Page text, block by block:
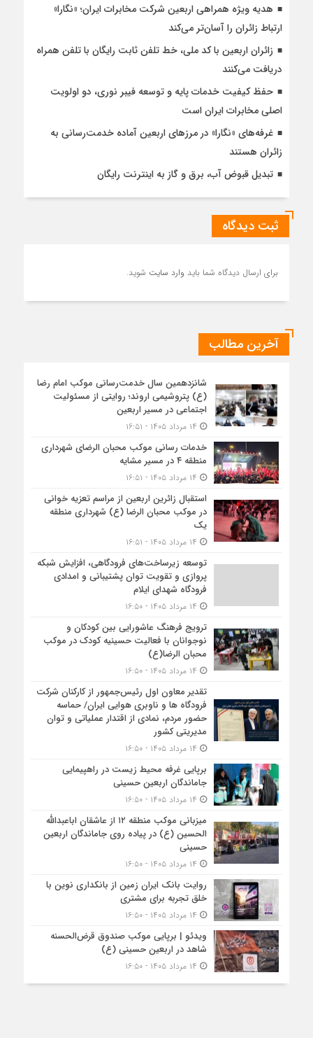
هدیه ویژه همراهی اربعین شرکت مخابرات ایران؛ «نگارا»
ارتباط زائران را آسان‌تر می‌کند
زائران اربعین با کد ملی، خط تلفن ثابت رایگان با تلفن همراه
دریافت می‌کنند
حفظ کیفیت خدمات پایه و توسعه فیبر نوری، دو اولویت
اصلی مخابرات ایران است
غرفه‌های «نگارا» در مرزهای اربعین آماده خدمت‌رسانی به
زائران هستند
تبدیل قبوض آب، برق و گاز به اینترنت رایگان
ثبت دیدگاه
برای ارسال دیدگاه شما باید وارد سایت شوید.
آخرین مطالب
شانزدهمین سال خدمت‌رسانی موکب امام رضا
(ع) پتروشیمی اروند؛ روایتی از مسئولیت
اجتماعی در مسیر اربعین
خدمات رسانی موکب محبان الرضای شهرداری
منطقه ۴ در مسیر مشایه
استقبال زائرین اربعین از مراسم تعزیه خوانی
در موکب محبان الرضا (ع) شهرداری منطقه
یک
توسعه زیرساخت‌های فرودگاهی، افزایش شبکه
پروازی و تقویت توان پشتیبانی و امدادی
فرودگاه شهدای ایلام
ترویج فرهنگ عاشورایی بین کودکان و
نوجوانان با فعالیت حسینیه کودک در موکب
محبان الرضا(ع)
تقدیر معاون اول رئیس‌جمهور از کارکنان شرکت
فرودگاه ها و ناوبری هوایی ایران/ حماسه
حضور مردم، نمادی از اقتدار عملیاتی و توان
مدیریتی کشور
برپایی غرفه محیط زیست در راهپیمایی
جاماندگان اربعین حسینی
میزبانی موکب منطقه ۱۲ از عاشقان اباعبدالله
الحسین (ع) در پیاده روی جاماندگان اربعین
حسینی
روایت بانک ایران زمین از بانکداری نوین با
خلق تجربه برای مشتری
ویدئو | برپایی موکب صندوق قرض‌الحسنه
شاهد در اربعین حسینی (ع)